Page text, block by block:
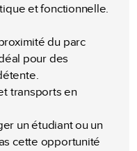
et fonctionnelle.
du parc
pour des
transports en
un étudiant ou un
cette opportunité